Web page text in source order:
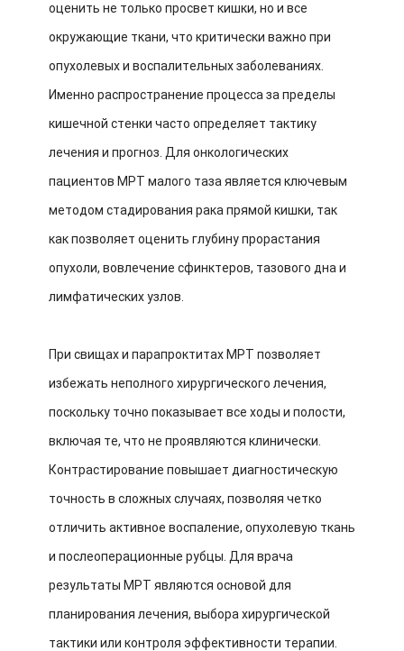
оценить не только просвет кишки, но и все
окружающие ткани, что критически важно при
опухолевых и воспалительных заболеваниях.
Именно распространение процесса за пределы
кишечной стенки часто определяет тактику
лечения и прогноз. Для онкологических
пациентов МРТ малого таза является ключевым
методом стадирования рака прямой кишки, так
как позволяет оценить глубину прорастания
опухоли, вовлечение сфинктеров, тазового дна и
лимфатических узлов.
При свищах и парапроктитах МРТ позволяет
избежать неполного хирургического лечения,
поскольку точно показывает все ходы и полости,
включая те, что не проявляются клинически.
Контрастирование повышает диагностическую
точность в сложных случаях, позволяя четко
отличить активное воспаление, опухолевую ткань
и послеоперационные рубцы. Для врача
результаты МРТ являются основой для
планирования лечения, выбора хирургической
тактики или контроля эффективности терапии.